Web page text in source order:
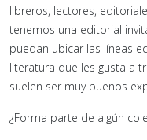
libreros, lectores,
tenemos una editorial
puedan ubicar las líneas
literatura que les gusta a
suelen ser muy buenos
¿Forma parte de algún